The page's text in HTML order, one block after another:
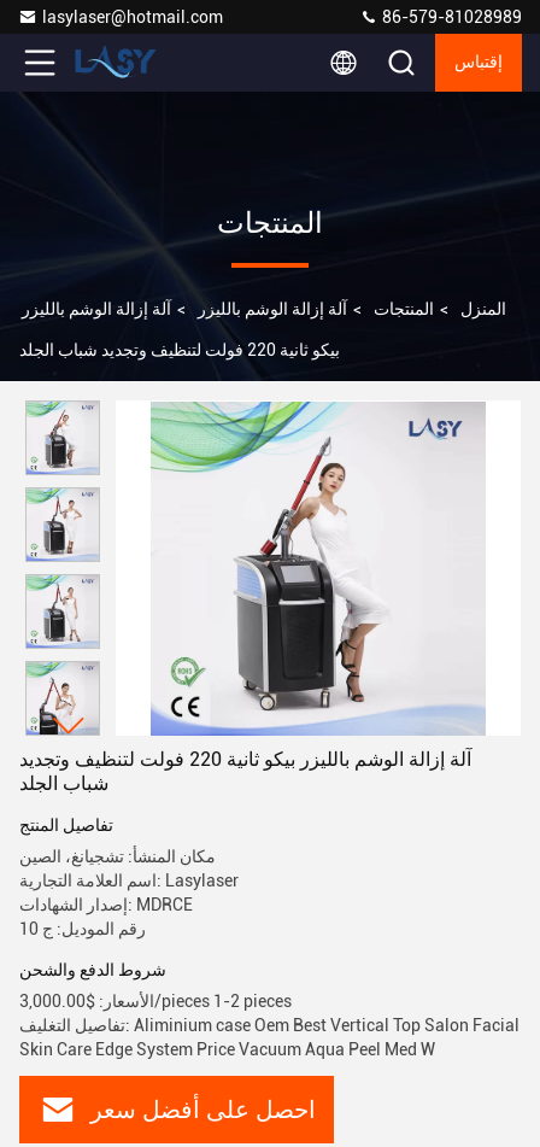
lasylaser@hotmail.com 86-579-81028989
إقتباس
المنتجات
المنزل > المنتجات > آلة إزالة الوشم بالليزر > آلة إزالة الوشم بالليزر
بيكو ثانية 220 فولت لتنظيف وتجديد شباب الجلد
آلة إزالة الوشم بالليزر بيكو ثانية 220 فولت لتنظيف وتجديد
شباب الجلد
تفاصيل المنتج
مكان المنشأ: تشجيانغ، الصين
اسم العلامة التجارية: Lasylaser
إصدار الشهادات: MDRCE
رقم الموديل: ج 10
شروط الدفع والشحن
الأسعار: $3,000.00/pieces 1-2 pieces
تفاصيل التغليف: Aliminium case Oem Best Vertical Top Salon Facial
Skin Care Edge System Price Vacuum Aqua Peel Med W
احصل على أفضل سعر